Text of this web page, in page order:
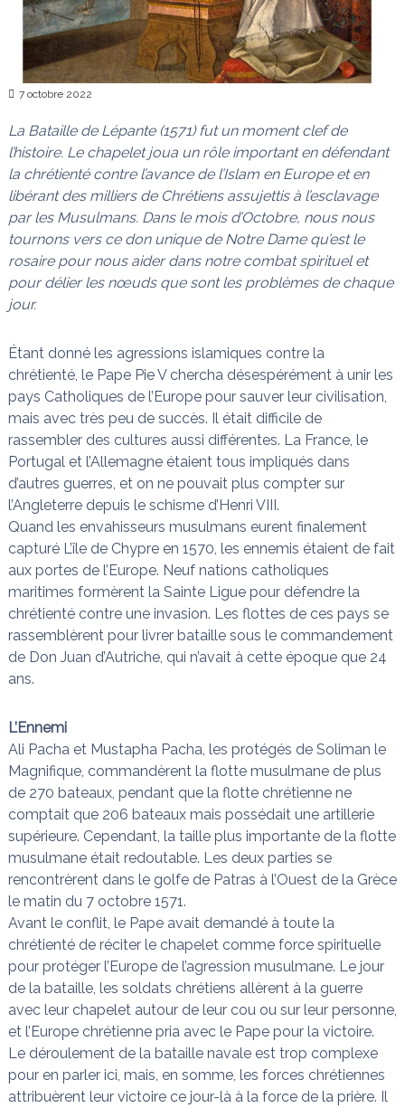
n
s
a
i
t
l
e
œ
d
s
7 octobre 2022
La Bataille de Lépante (1571) fut un moment clef de
l’histoire. Le chapelet joua un rôle important en défendant
la chrétienté contre l’avance de l’Islam en Europe et en
libérant des milliers de Chrétiens assujettis à l’esclavage
par les Musulmans. Dans le mois d’Octobre, nous nous
tournons vers ce don unique de Notre Dame qu’est le
rosaire pour nous aider dans notre combat spirituel et
pour délier les nœuds que sont les problèmes de chaque
jour.
Étant donné les agressions islamiques contre la
chrétienté, le Pape Pie V chercha désespérément à unir les
pays Catholiques de l’Europe pour sauver leur civilisation,
mais avec très peu de succès. Il était difficile de
rassembler des cultures aussi différentes. La France, le
Portugal et l’Allemagne étaient tous impliqués dans
d’autres guerres, et on ne pouvait plus compter sur
l’Angleterre depuis le schisme d’Henri VIII.
Quand les envahisseurs musulmans eurent finalement
capturé L’île de Chypre en 1570, les ennemis étaient de fait
aux portes de l’Europe. Neuf nations catholiques
maritimes formèrent la Sainte Ligue pour défendre la
chrétienté contre une invasion. Les flottes de ces pays se
rassemblèrent pour livrer bataille sous le commandement
de Don Juan d’Autriche, qui n’avait à cette époque que 24
ans.
L’Ennemi
Ali Pacha et Mustapha Pacha, les protégés de Soliman le
Magnifique, commandèrent la flotte musulmane de plus
de 270 bateaux, pendant que la flotte chrétienne ne
comptait que 206 bateaux mais possédait une artillerie
supérieure. Cependant, la taille plus importante de la flotte
musulmane était redoutable. Les deux parties se
rencontrèrent dans le golfe de Patras à l’Ouest de la Grèce
le matin du 7 octobre 1571.
Avant le conflit, le Pape avait demandé à toute la
chrétienté de réciter le chapelet comme force spirituelle
pour protéger l’Europe de l’agression musulmane. Le jour
de la bataille, les soldats chrétiens allèrent à la guerre
avec leur chapelet autour de leur cou ou sur leur personne,
et l’Europe chrétienne pria avec le Pape pour la victoire.
Le déroulement de la bataille navale est trop complexe
pour en parler ici, mais, en somme, les forces chrétiennes
attribuèrent leur victoire ce jour-là à la force de la prière. Il